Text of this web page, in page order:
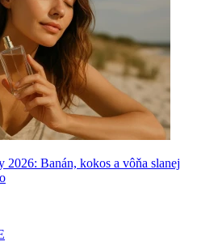
2026: Banán, kokos a vôňa slanej